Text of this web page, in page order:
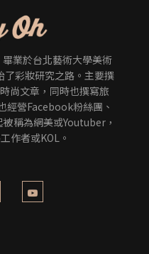
業於台北藝術大學美術
了彩妝研究之路。主要撰
尚文章，同時也撰寫旅
經營Facebook粉絲團、
稱為網美或Youtuber，
作者或KOL。